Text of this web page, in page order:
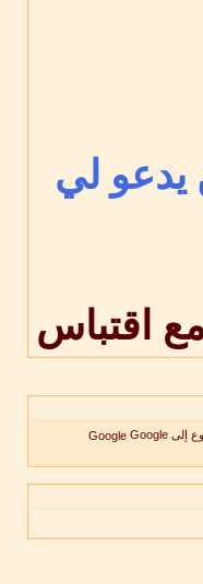
يدعو لي
Google